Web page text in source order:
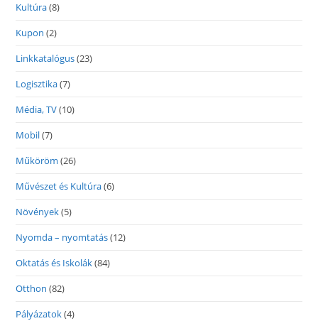
Kultúra(8)
Kupon (2)
Linkkatalógus(23)
Logisztika(7)
Média, TV(10)
Mobil(7)
Műköröm (26)
Művészet és Kultúra(6)
Növények(5)
Nyomda – nyomtatás(12)
Oktatás és Iskolák(84)
Otthon (82)
Pályázatok(4)